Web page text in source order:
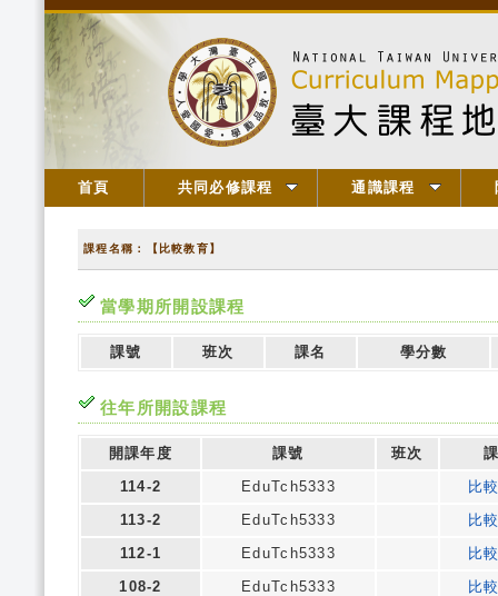
首頁 共同必修課程 通識課程
課程名稱：【比較教育】
當學期所開設課程
課號 班次 課名 學分數
往年所開設課程
開課年度 課號 班次
114-2
EduTch5333
比
113-2
EduTch5333
比
112-1
EduTch5333
比
108-2
EduTch5333
比